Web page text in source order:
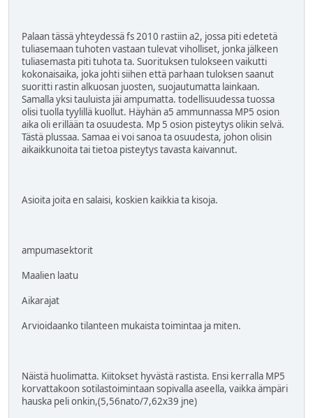
Palaan tässä yhteydessä fs 2010 rastiin a2, jossa piti edetetä
tuliasemaan tuhoten vastaan tulevat viholliset, jonka jälkeen
tuliasemasta piti tuhota ta. Suorituksen tulokseen vaikutti
kokonaisaika, joka johti siihen että parhaan tuloksen saanut
suoritti rastin alkuosan juosten, suojautumatta lainkaan.
Samalla yksi tauluista jäi ampumatta. todellisuudessa tuossa
olisi tuolla tyylillä kuollut. Häyhän a5 ammunnassa MP5 osion
aika oli erillään ta osuudesta. Mp 5 osion pisteytys olikin selvä.
Tästä plussaa. Samaa ei voi sanoa ta osuudesta, johon olisin
aikaikkunoita tai tietoa pisteytys tavasta kaivannut.
Asioita joita en salaisi, koskien kaikkia ta kisoja.
ampumasektorit
Maalien laatu
Aikarajat
Arvioidaanko tilanteen mukaista toimintaa ja miten.
Näistä huolimatta. Kiitokset hyvästä rastista. Ensi kerralla MP5
korvattakoon sotilastoimintaan sopivalla aseella, vaikka ämpäri
hauska peli onkin,(5,56nato/7,62x39 jne)